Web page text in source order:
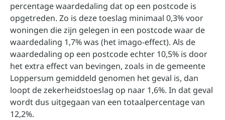
percentage waardedaling dat op een postcode is
opgetreden. Zo is deze toeslag minimaal 0,3% voor
woningen die zijn gelegen in een postcode waar de
waardedaling 1,7% was (het imago-effect). Als de
waardedaling op een postcode echter 10,5% is door
het extra effect van bevingen, zoals in de gemeente
Loppersum gemiddeld genomen het geval is, dan
loopt de zekerheidstoeslag op naar 1,6%. In dat geval
wordt dus uitgegaan van een totaalpercentage van
12,2%.